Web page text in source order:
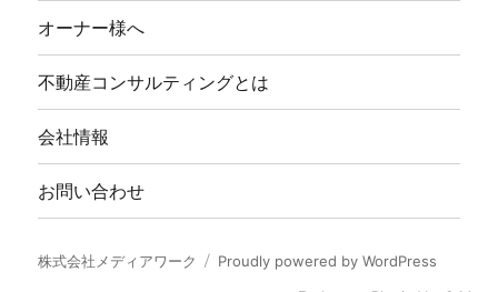
オーナー様へ
不動産コンサルティングとは
会社情報
お問い合わせ
株式会社メディアワーク
Proudly powered by WordPress